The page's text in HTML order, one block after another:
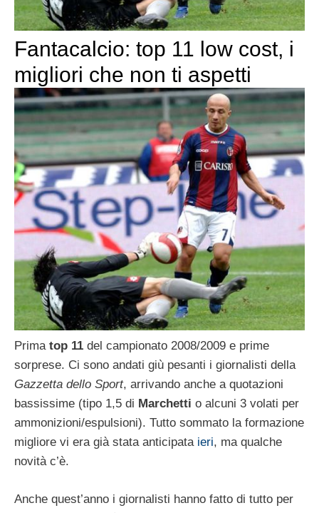
Fantacalcio: top 11 low cost, i
migliori che non ti aspetti
Primatop 11 del campionato 2008/2009 e prime
sorprese. Ci sono andati giù pesanti i giornalisti della
Gazzetta dello Sport, arrivando anche a quotazioni
bassissime (tipo 1,5 di Marchetti o alcuni 3 volati per
ammonizioni/espulsioni). Tutto sommato la formazione
migliore vi era già stata anticipata ieri, ma qualche
novità c’è.
Anche quest’anno i giornalisti hanno fatto di tutto per